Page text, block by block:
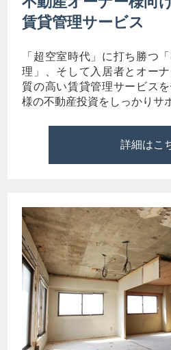
賃貸管理サービス
「超空室時代」に打ち勝つ
理」、そして入居者とオー
質の高い賃貸管理サービス
様の不動産投資をしっかりサ
詳細はこ